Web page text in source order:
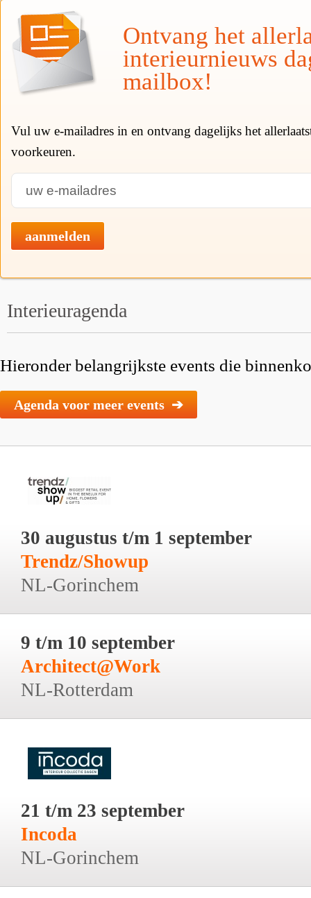
Ontvang het
interieurnieuws
mailbox!
Vul uw e-mailadres in en ontvang dagelijks het
voorkeuren.
aanmelden
Interieuragenda
Hieronder belangrijkste events die
Agenda voor meer events ➔
30 augustus t/m 1 september
Trendz/Showup
NL-Gorinchem
9 t/m 10 september
Architect@Work
NL-Rotterdam
21 t/m 23 september
Incoda
NL-Gorinchem